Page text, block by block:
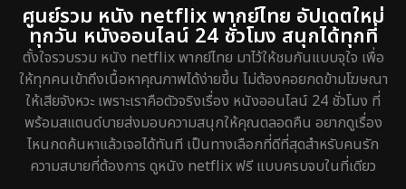
ศูนย์รวม หนัง netflix พากย์ไทย อัปเดตใหม่
ทุกวัน หนังออนไลน์ 24 ชั่วโมง สนุกได้ทุกที่
ตั้งใจรวบรวม หนัง netflix พากย์ไทย มาไว้ให้ชมกันแบบจุใจ เพื่อ
ให้ทุกคนเข้าถึงเนื้อหาคุณภาพได้ง่ายขึ้น ไม่ต้องคอยกดข้ามโฆษณา
ให้เสียจังหวะ เพราะเราคือตัวจริงเรื่อง หนังออนไลน์ 24 ชั่วโมง ที่
พร้อมสแตนด์บายส่งมอบความสนุกให้คุณตลอดคืน อยากดูเรื่อง
ไหนกดค้นหาแล้วเจอได้ทันที เป็นทางเลือกที่ดีที่สุดสำหรับคนรัก
ความสบายที่ต้องการ ดูหนัง netflix ฟรี แบบครบจบในที่เดียว